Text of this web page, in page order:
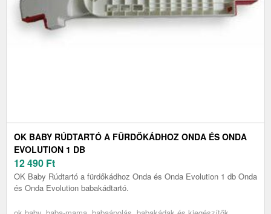
OK BABY RÚDTARTÓ A FÜRDŐKÁDHOZ ONDA ÉS ONDA
EVOLUTION 1 DB
12 490 Ft
OK Baby Rúdtartó a fürdőkádhoz Onda és Onda Evolution 1 db Onda
és Onda Evolution babakádtartó.